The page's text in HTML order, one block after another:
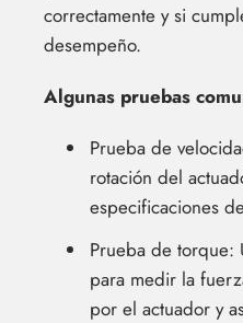
correctamente y si
desempeño.
Algunas pruebas
Prueba de
rotación del
especificaciones
Prueba de torque:
para medir la
por el actuador y